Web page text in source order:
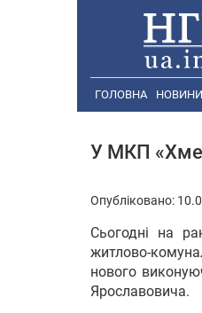
ГОЛОВНА НОВИНИ
У МКП
Опубліковано:
Сьогодні на
житлово-
нового
Ярославовича.